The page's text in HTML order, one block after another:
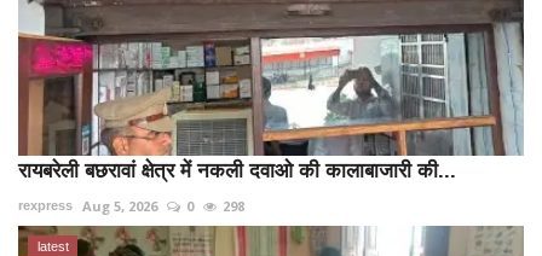
रायबरेली बछरावां क्षेत्र में नकली दवाओ की कालाबाजारी की...
rexpress Aug 5, 2026 0 298
latest